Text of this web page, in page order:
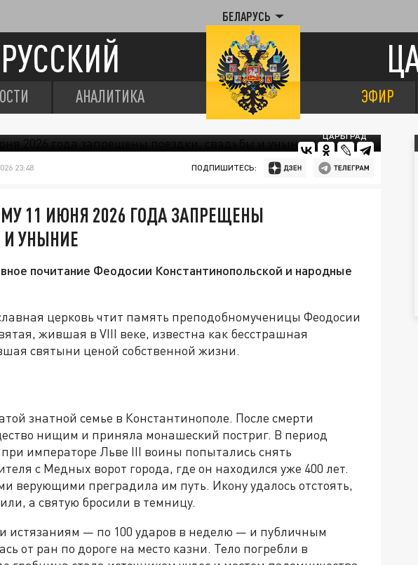
БЕЛАРУСЬ
АНАЛИТИКА ЭФИР
ЦАРЬГРАД
23:48 ПОДПИШИТЕСЬ:
11 ИЮНЯ 2026 ГОДА ЗАПРЕЩЕНЫ
УНЫНИЕ
почитание Феодосии Константинопольской и народные
церковь чтит память преподобномученицы Феодосии
жившая в VIII веке, известна как бесстрашная
святыни ценой собственной жизни.
знатной семье в Константинополе. После смерти
нищим и приняла монашеский постриг. В период
императоре Льве III воины попытались снять
с Медных ворот города, где он находился уже 400 лет.
верующими преградила им путь. Икону удалось отстоять,
а святую бросили в темницу.
истязаниям — по 100 ударов в неделю — и публичным
от ран по дороге на место казни. Тело погребли в